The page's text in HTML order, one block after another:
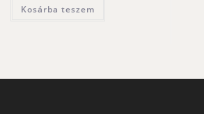
Kosárba teszem